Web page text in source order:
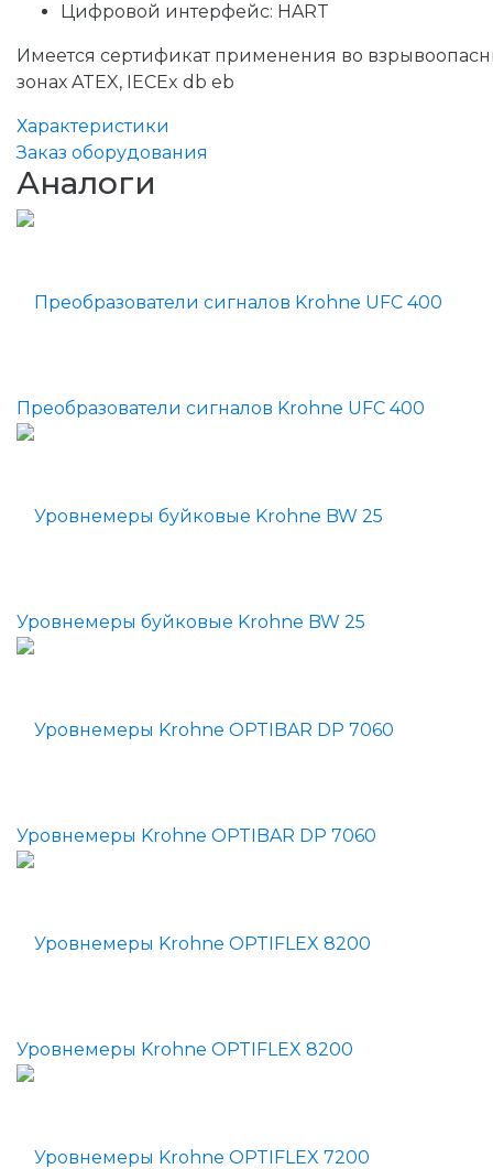
Цифровой интерфейс: HART
Имеется сертификат применения во
зонах ATEX, IECEx db eb
Характеристики
Заказ оборудования
Аналоги
Преобразователи сигналов Krohne UFC 400
Уровнемеры буйковые Krohne BW 25
Уровнемеры Krohne OPTIBAR DP 7060
Уровнемеры Krohne OPTIFLEX 8200